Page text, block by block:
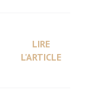
LIRE
L'ARTICLE